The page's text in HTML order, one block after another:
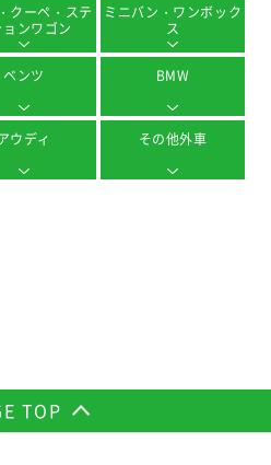
クーペ・ステ
ョンワゴン
ミニバン・ワンボック
ス
ベンツ BMW
ウディ その他外車
TOP